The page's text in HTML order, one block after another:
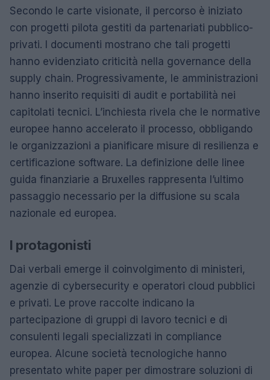
Secondo le carte visionate, il percorso è iniziato
con progetti pilota gestiti da partenariati pubblico-
privati. I documenti mostrano che tali progetti
hanno evidenziato criticità nella governance della
supply chain. Progressivamente, le amministrazioni
hanno inserito requisiti di audit e portabilità nei
capitolati tecnici. L’inchiesta rivela che le normative
europee hanno accelerato il processo, obbligando
le organizzazioni a pianificare misure di resilienza e
certificazione software. La definizione delle linee
guida finanziarie a Bruxelles rappresenta l’ultimo
passaggio necessario per la diffusione su scala
nazionale ed europea.
I protagonisti
Dai verbali emerge il coinvolgimento di ministeri,
agenzie di cybersecurity e operatori cloud pubblici
e privati. Le prove raccolte indicano la
partecipazione di gruppi di lavoro tecnici e di
consulenti legali specializzati in compliance
europea. Alcune società tecnologiche hanno
presentato white paper per dimostrare soluzioni di